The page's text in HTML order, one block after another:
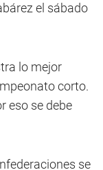
el sábado
lo mejor
corto.
eso se debe
se